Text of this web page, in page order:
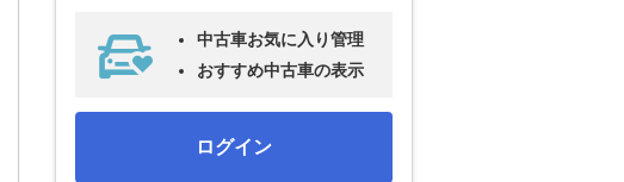
中古車お気に入り管理
おすすめ中古車の表示
ログイン